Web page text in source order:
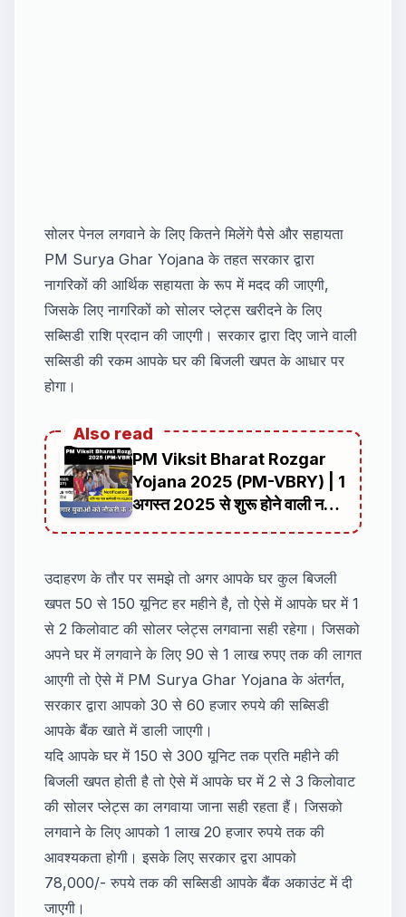
सोलर पेनल लगवाने के लिए कितने मिलेंगे पैसे और सहायता
PM Surya Ghar Yojana के तहत सरकार द्वारा
नागरिकों की आर्थिक सहायता के रूप में मदद की जाएगी,
जिसके लिए नागरिकों को सोलर प्लेट्स खरीदने के लिए
सब्सिडी राशि प्रदान की जाएगी। सरकार द्वारा दिए जाने वाली
सब्सिडी की रकम आपके घर की बिजली खपत के आधार पर
होगा।
Also read
PM Viksit Bharat Rozgar
Yojana 2025 (PM-VBRY) | 1
अगस्त 2025 से शुरू होने वाली नई
उदाहरण के तौर पर समझे तो अगर आपके घर कुल बिजली
खपत 50 से 150 यूनिट हर महीने है, तो ऐसे में आपके घर में 1
से 2 किलोवाट की सोलर प्लेट्स लगवाना सही रहेगा। जिसको
अपने घर में लगवाने के लिए 90 से 1 लाख रुपए तक की लागत
आएगी तो ऐसे में PM Surya Ghar Yojana के अंतर्गत,
सरकार द्वारा आपको 30 से 60 हजार रुपये की सब्सिडी
आपके बैंक खाते में डाली जाएगी।
यदि आपके घर में 150 से 300 यूनिट तक प्रति महीने की
बिजली खपत होती है तो ऐसे में आपके घर में 2 से 3 किलोवाट
की सोलर प्लेट्स का लगवाया जाना सही रहता हैं। जिसको
लगवाने के लिए आपको 1 लाख 20 हजार रुपये तक की
आवश्यकता होगी। इसके लिए सरकार द्वरा आपको
78,000/- रुपये तक की सब्सिडी आपके बैंक अकाउंट में दी
जाएगी।